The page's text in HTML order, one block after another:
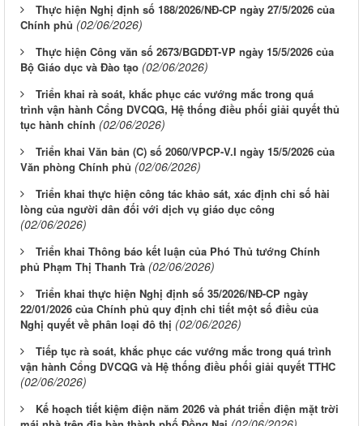
Thực hiện Nghị định số 188/2026/NĐ-CP ngày 27/5/2026 của
Chính phủ (02/06/2026)
Thực hiện Công văn số 2673/BGDĐT-VP ngày 15/5/2026 của
Bộ Giáo dục và Đào tạo (02/06/2026)
Triển khai rà soát, khắc phục các vướng mắc trong quá
trình vận hành Cổng DVCQG, Hệ thống điều phối giải quyết thủ
tục hành chính (02/06/2026)
Triển khai Văn bản (C) số 2060/VPCP-V.I ngày 15/5/2026 của
Văn phòng Chính phủ (02/06/2026)
Triển khai thực hiện công tác khảo sát, xác định chỉ số hài
lòng của người dân đối với dịch vụ giáo dục công
(02/06/2026)
Triển khai Thông báo kết luận của Phó Thủ tướng Chính
phủ Phạm Thị Thanh Trà (02/06/2026)
Triển khai thực hiện Nghị định số 35/2026/NĐ-CP ngày
22/01/2026 của Chính phủ quy định chi tiết một số điều của
Nghị quyết về phân loại đô thị (02/06/2026)
Tiếp tục rà soát, khắc phục các vướng mắc trong quá trình
vận hành Cổng DVCQG và Hệ thống điều phối giải quyết TTHC
(02/06/2026)
Kế hoạch tiết kiệm điện năm 2026 và phát triển điện mặt trời